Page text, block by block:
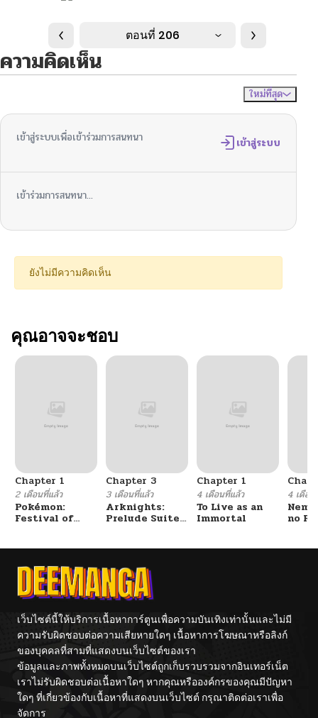
ตอนที่ 206
ความคิดเห็น
ใหม่ที่สุด
เข้าสู่ระบบเพื่อเข้าร่วมการสนทนา เข้าสู่ระบบ
เข้าร่วมการสนทนา...
ยังไม่มีความคิดเห็น
คุณอาจจะชอบ
Chapter 1
2 เดือนที่แล้ว
Pokémon:
Festival of
Chapter 3
3 เดือนที่แล้ว
Arknights:
Prelude Suite:
Chapter 1
4 เดือนที่แล้ว
To Live as an
Immortal
4 เดือน
no
เว็บไซต์นี้ให้บริการเนื้อหาการ์ตูนเพื่อความบันเทิงเท่านั้นและไม่มี
ความรับผิดชอบต่อความเสียหายใดๆ เนื้อหาการโฆษณาหรือลิงก์
ของบุคคลที่สามที่แสดงบนเว็บไซต์ของเรา
ข้อมูลและภาพทั้งหมดบนเว็บไซต์ถูกเก็บรวบรวมจากอินเทอร์เน็ต
เราไม่รับผิดชอบต่อเนื้อหาใดๆ หากคุณหรือองค์กรของคุณมีปัญหา
ใดๆ ที่เกี่ยวข้องกับเนื้อหาที่แสดงบนเว็บไซต์ กรุณาติดต่อเราเพื่อ
จัดการ